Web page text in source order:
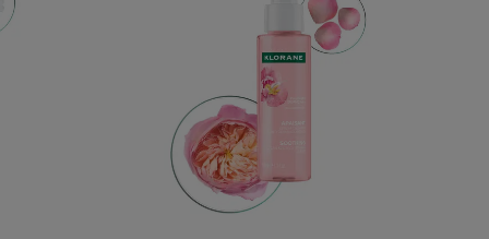
et
anti-
démangeaisons